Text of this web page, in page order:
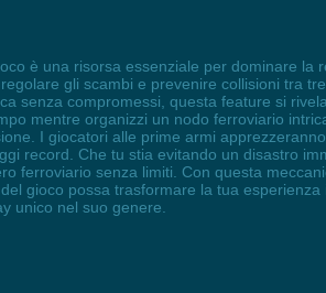
è una risorsa essenziale per dominare
gli scambi e prevenire collisioni tra
senza compromessi, questa feature si
mentre organizzi un nodo ferroviario
I giocatori alle prime armi
record. Che tu stia evitando un disastro
ferroviario senza limiti. Con questa
gioco possa trasformare la tua
unico nel suo genere.